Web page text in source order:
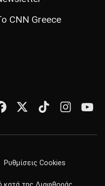
CNN Greece
Ρυθμίσεις Cookies